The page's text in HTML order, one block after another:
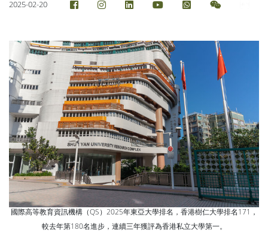
2025-02-20
國際高等教育資訊機構（QS）2025年東亞大學排名，香港樹仁大學排名171，
較去年第180名進步，連續三年獲評為香港私立大學第一。